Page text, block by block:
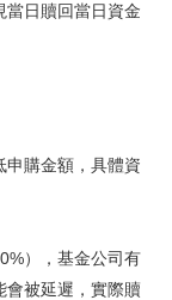
當日贖回當日資金
申購金額，具體資
），基金公司有
會被延遲，實際贖